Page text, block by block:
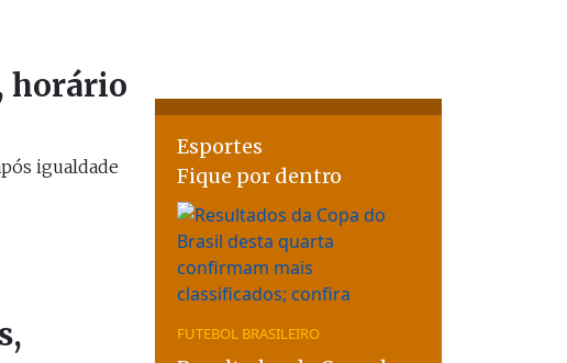
horário
igualdade
Esportes
Fique por dentro
FUTEBOL BRASILEIRO